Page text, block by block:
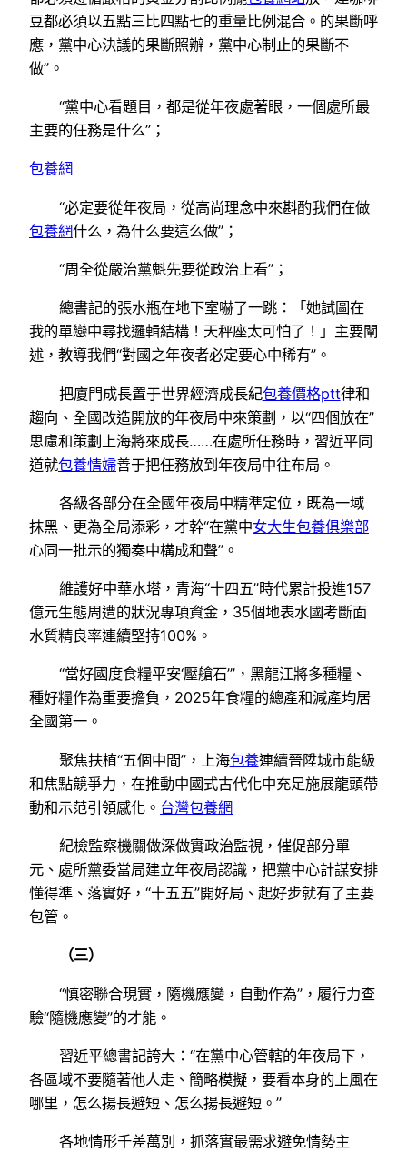
豆都必須以五點三比四點七的重量比例混合。的果斷呼
應，黨中心決議的果斷照辦，黨中心制止的果斷不
做”。
“黨中心看題目，都是從年夜處著眼，一個處所最
主要的任務是什么”；
包養網
“必定要從年夜局，從高尚理念中來斟酌我們在做
包養網什么，為什么要這么做”；
“周全從嚴治黨魁先要從政治上看”；
總書記的張水瓶在地下室嚇了一跳：「她試圖在
我的單戀中尋找邏輯結構！天秤座太可怕了！」主要闡
述，教導我們“對國之年夜者必定要心中稀有”。
把廈門成長置于世界經濟成長紀包養價格ptt律和
趨向、全國改造開放的年夜局中來策劃，以“四個放在”
思慮和策劃上海將來成長……在處所任務時，習近平同
道就包養情婦善于把任務放到年夜局中往布局。
各級各部分在全國年夜局中精準定位，既為一域
抹黑、更為全局添彩，才幹“在黨中女大生包養俱樂部
心同一批示的獨奏中構成和聲”。
維護好中華水塔，青海“十四五”時代累計投進157
億元生態周遭的狀況專項資金，35個地表水國考斷面
水質精良率連續堅持100%。
“當好國度食糧平安‘壓艙石’”，黑龍江將多種糧、
種好糧作為重要擔負，2025年食糧的總產和減產均居
全國第一。
聚焦扶植“五個中間”，上海包養連續晉陞城市能級
和焦點競爭力，在推動中國式古代化中充足施展龍頭帶
動和示范引領感化。 台灣包養網
紀檢監察機關做深做實政治監視，催促部分單
元、處所黨委當局建立年夜局認識，把黨中心計謀安排
懂得準、落實好，“十五五”開好局、起好步就有了主要
包管。
（三）
“慎密聯合現實，隨機應變，自動作為”，履行力查
驗“隨機應變”的才能。
習近平總書記誇大：“在黨中心管轄的年夜局下，
各區域不要隨著他人走、簡略模擬，要看本身的上風在
哪里，怎么揚長避短、怎么揚長避短。”
各地情形千差萬別，抓落實最需求避免情勢主